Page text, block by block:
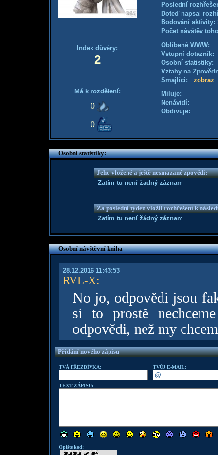
Index důvěry:
2
Má k rozdělení:
0
0
Poslední
Doteď napsal
Bodování aktivity:
Počet návštěv
Oblíbené WWW:
Vstupní
Osobní
Vztahy na
Smajlíci: zobraz
Miluje:
Nenávidí:
Obdivuje:
Osobní statistiky:
Jeho vložené a ještě nesmazané zpovědi:
Zatím tu není žádný záznam
Za poslední týden vložil rozhřešení k
Zatím tu není žádný záznam
Osobní návštěvní kniha
28.12.2016 11:43:53
RVL-X:
No jo, odpovědi jsou
si to prostě
odpovědi, než my
Přidání nového zápisu
TVÁ PŘEZDÍVKA: TVŮJ E-MAIL:
TEXT ZÁPISU:
Opište kod: